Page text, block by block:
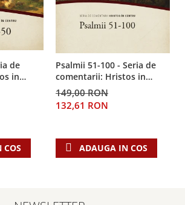
de
in
COS
Psalmii 51-100 - Seria de
comentarii: Hristos in
centru
149,00 RON
132,61 RON
ADAUGA IN COS